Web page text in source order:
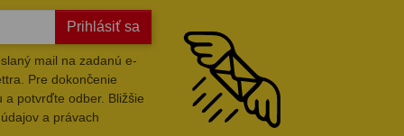
Prihlásiť sa
mail na zadanú e-
Pre dokončenie
potvrďte odber. Bližšie
a právach